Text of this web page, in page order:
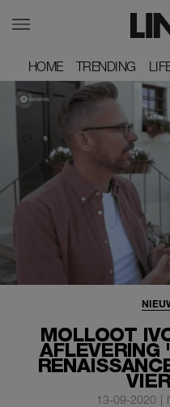
HOME
HOME TRENDING
TRENDING
MOLLOOT
AFLEVERING
13-09-2020 |